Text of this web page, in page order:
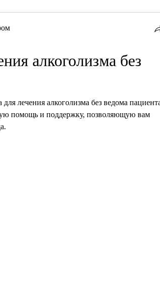
алкоголизма без
лечения алкоголизма без ведома
помощь и поддержку, позволяющую вам